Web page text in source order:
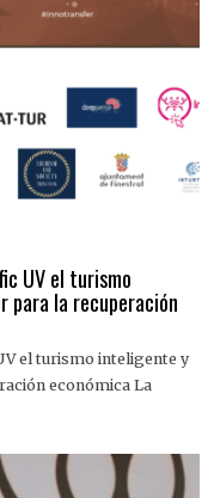
UV el turismo
la recuperación
el turismo inteligente y
económica La